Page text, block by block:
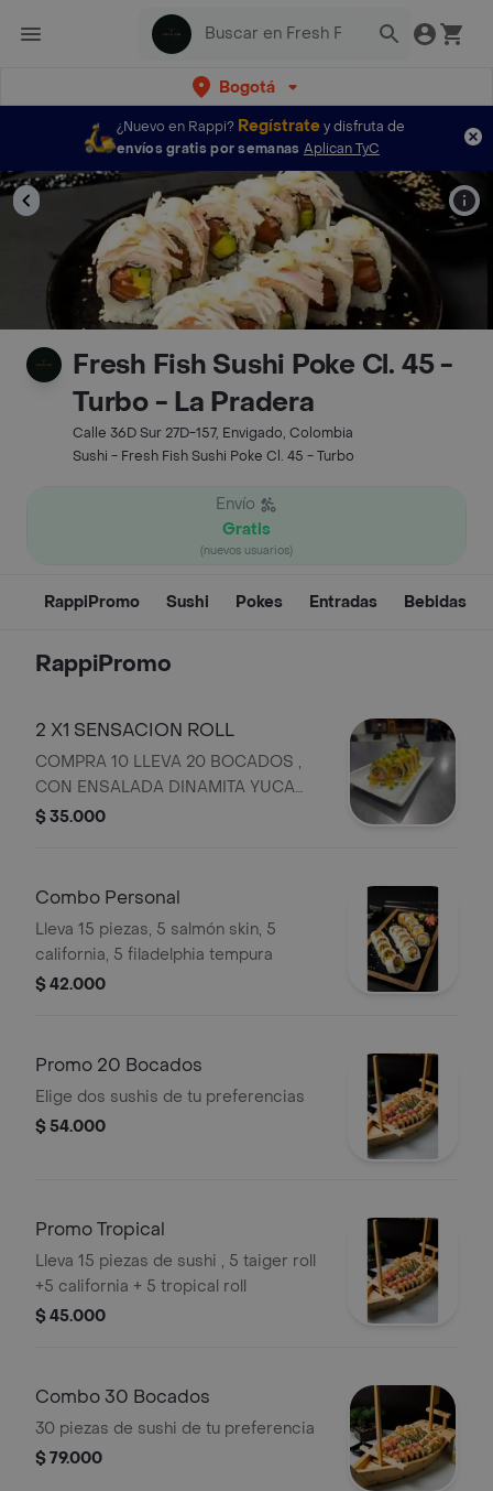
Bogotá
¿Nuevo en Rappi? Regístratey disfruta de
envíos gratis por semanas Aplican TyC
Fresh Fish Sushi Poke Cl. 45 -
Turbo - La Pradera
Calle 36D Sur 27D-157, Envigado, Colombia
Sushi - Fresh Fish Sushi Poke Cl. 45 - Turbo
Envío
Gratis
(nuevos usuarios)
RappiPromo Sushi Pokes Entradas Bebidas
RappiPromo
2 X1 SENSACION ROLL
COMPRA 10 LLEVA 20 BOCADOS ,
CON ENSALADA DINAMITA YUCA
CROCANTE , AJONJOLI TOPPIN DE
$ 35.000
Combo Personal
Lleva 15 piezas, 5 salmón skin, 5
california, 5 filadelphia tempura
$ 42.000
Promo 20 Bocados
Elige dos sushis de tu preferencias
$ 54.000
Promo Tropical
Lleva 15 piezas de sushi , 5 taiger roll
+5 california + 5 tropical roll
$ 45.000
Combo 30 Bocados
30 piezas de sushi de tu preferencia
$ 79.000